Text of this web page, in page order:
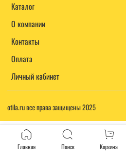
Каталог
О компании
Контакты
Оплата
Личный кабинет
otila.ru все права защищены 2025
Главная Поиск Корзина